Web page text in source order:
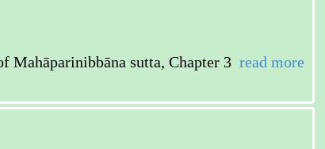
sutta, Chapter 3 read more